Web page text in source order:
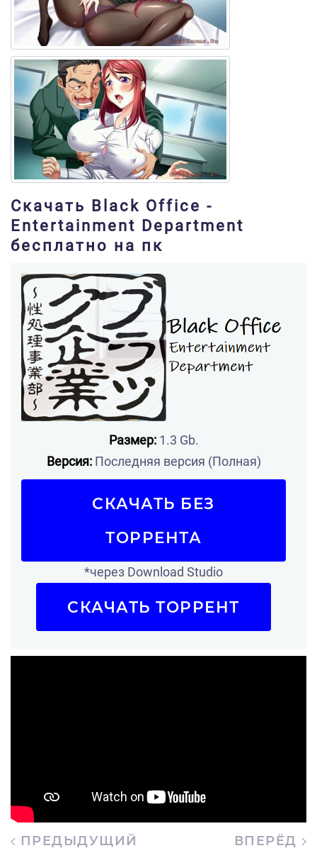
Скачать Black Office -
Entertainment Department
бесплатно на пк
Размер:1.3 Gb.
Версия:Последняя версия (Полная)
СКАЧАТЬ БЕЗ
ТОРРЕНТА
*через Download Studio
СКАЧАТЬ ТОРРЕНТ
ПРЕДЫДУЩИЙ ВПЕРЁД